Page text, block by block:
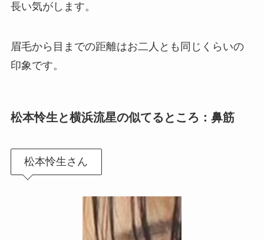
長い気がします。
眉毛から目までの距離はお二人とも同じくらいの
印象です。
松本怜生と横浜流星の似てるところ：鼻筋
松本怜生さん